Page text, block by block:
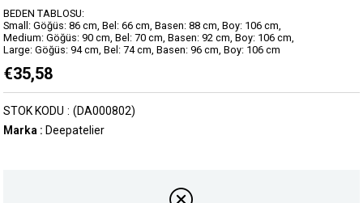
BEDEN TABLOSU:
Small: Göğüs: 86 cm, Bel: 66 cm, Basen: 88 cm, Boy: 106 cm,
Medium: Göğüs: 90 cm, Bel: 70 cm, Basen: 92 cm, Boy: 106 cm,
Large: Göğüs: 94 cm, Bel: 74 cm, Basen: 96 cm, Boy: 106 cm
€35,58
(DA000802)
STOK KODU
Marka : Deepatelier